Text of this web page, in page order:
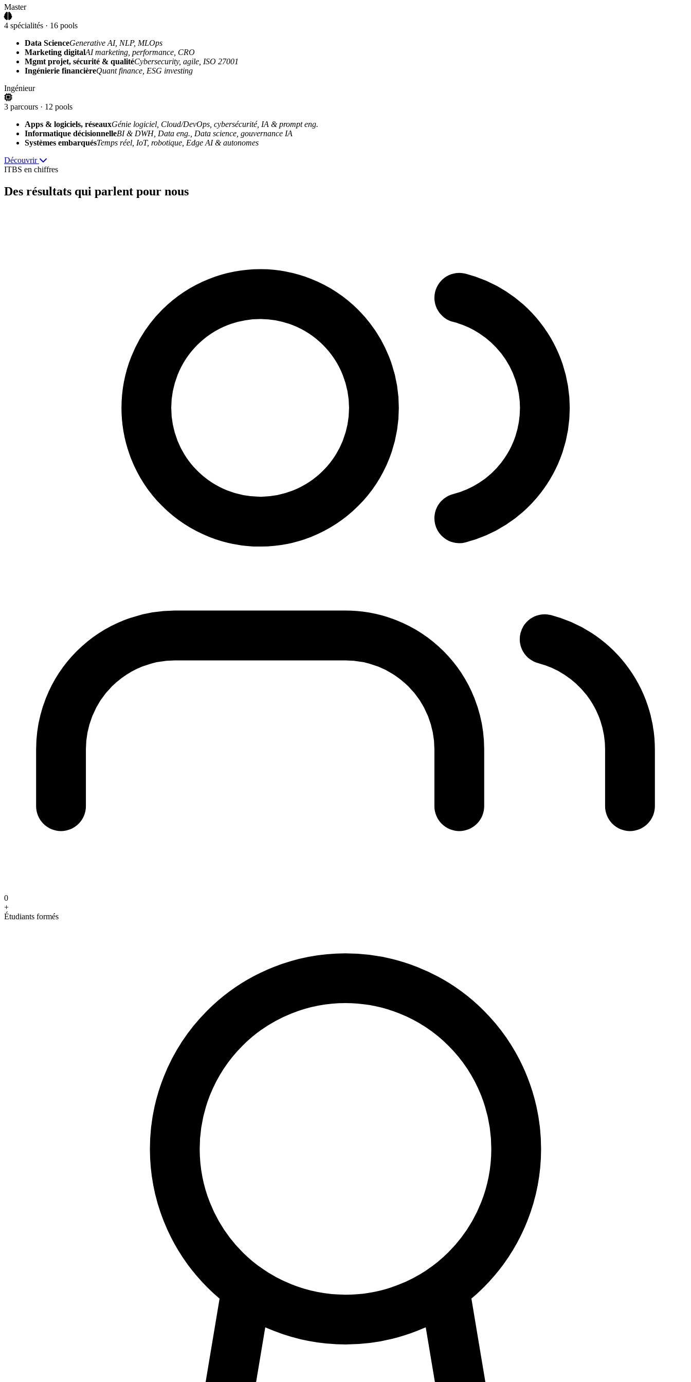
Master
4 spécialités · 16 pools
Data ScienceGenerative AI, NLP, MLOps
Marketing digitalAI marketing, performance, CRO
Mgmt projet, sécurité & qualitéCybersecurity, agile, ISO 27001
Ingénierie financièreQuant finance, ESG investing
Ingénieur
3 parcours · 12 pools
Apps & logiciels, réseauxGénie logiciel, Cloud/DevOps, cybersécurité, IA & prompt eng.
Informatique décisionnelleBI & DWH, Data eng., Data science, gouvernance IA
Systèmes embarquésTemps réel, IoT, robotique, Edge AI & autonomes
Découvrir
ITBS en chiffres
Des résultats qui parlent pour nous
0
+
Étudiants formés